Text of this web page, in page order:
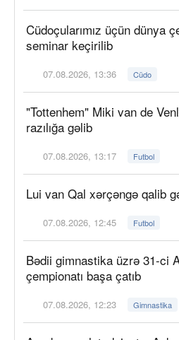
Cüdoçularımız üçün dünya
seminar keçirilib
07.08.2026, 13:36 Cüdo
"Tottenhem" Miki van de
razılığa gəlib
07.08.2026, 13:17 Futbol
Lui van Qal xərçəngə qalib
07.08.2026, 12:45 Futbol
Bədii gimnastika üzrə 31-ci
çempionatı başa çatıb
07.08.2026, 12:23 Gimnastika